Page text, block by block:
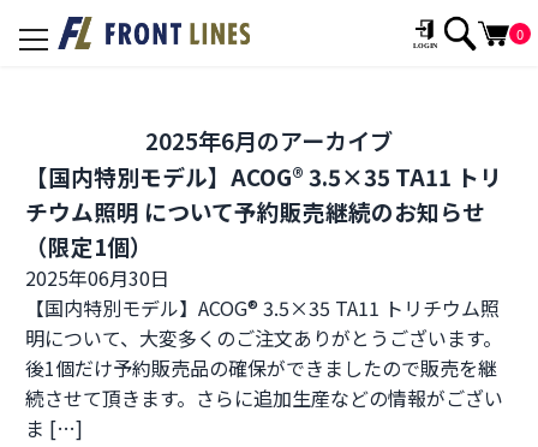
toggle
0
2025年6月のアーカイブ
【国内特別モデル】ACOG® 3.5×35 TA11 トリ
チウム照明 について予約販売継続のお知らせ
（限定1個）
2025年06月30日
【国内特別モデル】ACOG® 3.5×35 TA11 トリチウム照
明について、大変多くのご注文ありがとうございます。
後1個だけ予約販売品の確保ができましたので販売を継
続させて頂きます。さらに追加生産などの情報がござい
ま […]